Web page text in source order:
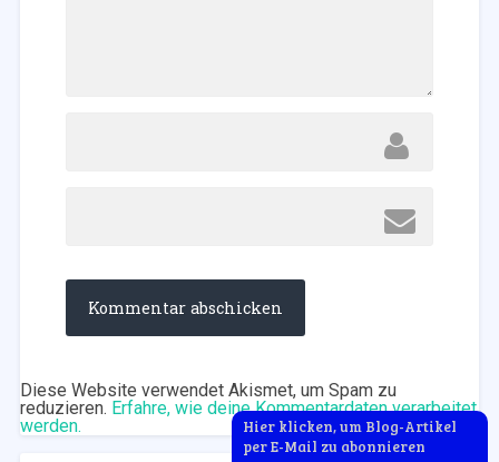
Diese Website verwendet Akismet, um Spam zu
reduzieren. Erfahre, wie deine Kommentardaten verarbeitet
werden.
Hier klicken, um Blog-Artikel
per E-Mail zu abonnieren